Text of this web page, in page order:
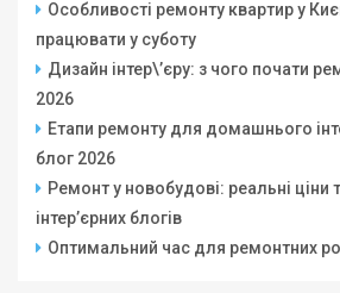
Особливості ремонту квартир у
працювати у суботу
Дизайн інтер\’єру: з чого почати
2026
Етапи ремонту для домашнього
блог 2026
Ремонт у новобудові: реальні ціни
інтер’єрних блогів
Оптимальний час для ремонтних